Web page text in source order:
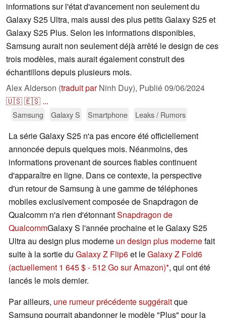
informations sur l'état d'avancement non seulement du
Galaxy S25 Ultra, mais aussi des plus petits Galaxy S25 et
Galaxy S25 Plus. Selon les informations disponibles,
Samsung aurait non seulement déjà arrêté le design de ces
trois modèles, mais aurait également construit des
échantillons depuis plusieurs mois.
Alex Alderson (traduit parNinh Duy), Publié09/06/2024
🇺🇸🇪🇸 ...
Samsung Galaxy S Smartphone Leaks / Rumors
La série Galaxy S25 n'a pas encore été officiellement
annoncée depuis quelques mois. Néanmoins, des
informations provenant de sources fiables continuent
d'apparaître en ligne. Dans ce contexte, la perspective
d'un retour de Samsung à une gamme de téléphones
mobiles exclusivement composée de Snapdragon de
Qualcomm n'a rien d'étonnantSnapdragon de
QualcommGalaxy S l'année prochaine et le Galaxy S25
Ultra au design plus moderne un design plus modernefait
suite à la sortie du Galaxy Z Flip6et leGalaxy Z Fold6
(actuellement 1 645 $ - 512 Go sur Amazon) , qui ont été
lancés le mois dernier.
Par ailleurs, une rumeur précédente suggéraitque
Samsung pourrait abandonner le modèle "Plus" pour la